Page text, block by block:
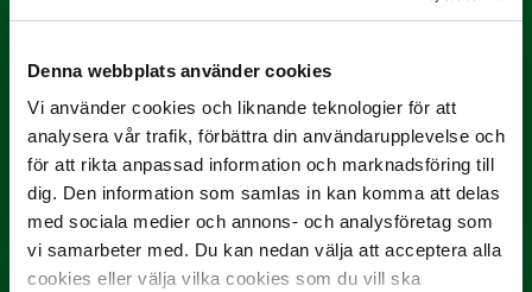
Denna webbplats använder cookies
Vi använder cookies och liknande teknologier för att
analysera vår trafik, förbättra din användarupplevelse och
för att rikta anpassad information och marknadsföring till
dig. Den information som samlas in kan komma att delas
med sociala medier och annons- och analysföretag som
vi samarbeter med. Du kan nedan välja att acceptera alla
cookies eller välja vilka cookies som du vill ska
3 JULI
Rösta på Månadens Tränare i juni
Här är de…